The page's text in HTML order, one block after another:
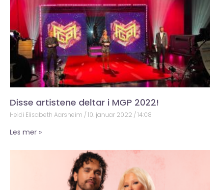
Disse artistene deltar i MGP 2022!
Heidi Elisabeth Aarsheim 10. januar 2022 14:08
Les mer »